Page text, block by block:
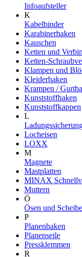
Infoaufsteller
K
Kabelbinder
Karabinerhaken
Kauschen
Ketten und
Ketten-
Klampen und
Kleiderhaken
Krampen /
Kunststoffhaken
Kunststoffkappen
L
Locheisen
LOXX
M
Magnete
Mastplatten
MINAX
Muttern
Ö
Ösen und
P
Planenhaken
Planenseile
Pressklemmen
R